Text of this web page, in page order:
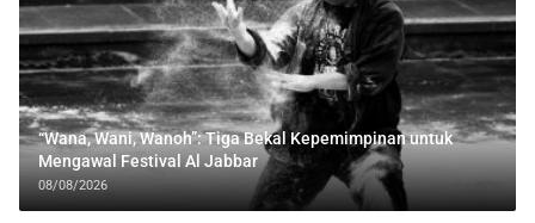
“Wana, Wani, Wanoh”: Tiga Bekal Kepemimpinan untuk
Mengawal Festival Al Jabbar
08/08/2026